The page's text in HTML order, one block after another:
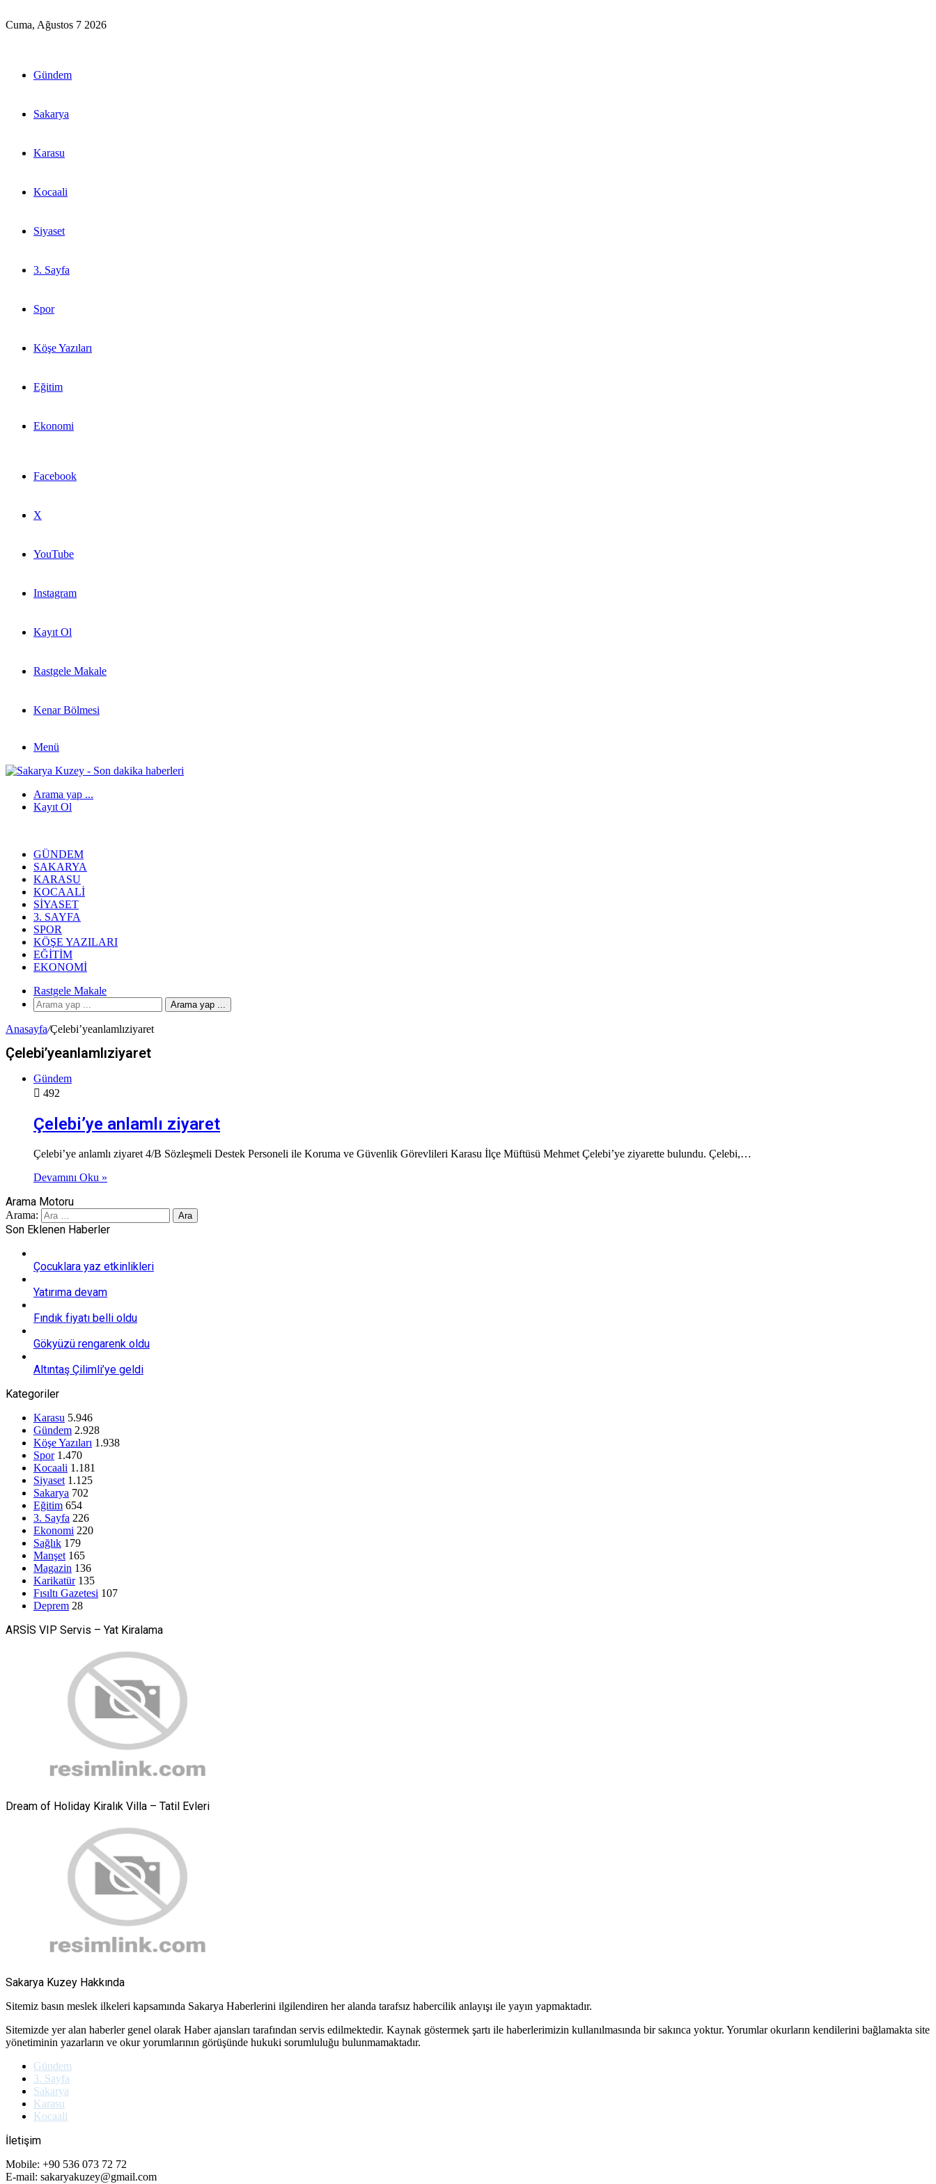
Cuma, Ağustos 7 2026
Gündem
Sakarya
Karasu
Kocaali
Siyaset
3. Sayfa
Spor
Köşe Yazıları
Eğitim
Ekonomi
Facebook
X
YouTube
Instagram
Kayıt Ol
Rastgele Makale
Kenar Bölmesi
Menü
Arama yap ...
Kayıt Ol
GÜNDEM
SAKARYA
KARASU
KOCAALI
SIYASET
3. SAYFA
SPOR
KÖŞE YAZILARI
EĞITIM
EKONOMI
Rastgele Makale
Arama yap ...
Anasayfa/Çelebi’yeanlamlıziyaret
Çelebi’yeanlamlıziyaret
Gündem
492
Çelebi’ye anlamlı ziyaret
Çelebi’ye anlamlı ziyaret 4/B Sözleşmeli Destek Personeli ile Koruma ve Güvenlik Görevlileri Karasu İlçe Müftüsü Mehmet Çelebi’ye ziyarette bulundu. Çelebi,…
Devamını Oku »
Arama Motoru
Arama:
Son Eklenen Haberler
Çocuklara yaz etkinlikleri
Yatırıma devam
Fındık fiyatı belli oldu
Gökyüzü rengarenk oldu
Altıntaş Çilimli’ye geldi
Kategoriler
Karasu 5.946
Gündem 2.928
Köşe Yazıları 1.938
Spor 1.470
Kocaali 1.181
Siyaset 1.125
Sakarya 702
Eğitim 654
3. Sayfa 226
Ekonomi 220
Sağlık 179
Manşet 165
Magazin 136
Karikatür 135
Fısıltı Gazetesi 107
Deprem 28
ARSİS VIP Servis – Yat Kiralama
Dream of Holiday Kiralık Villa – Tatil Evleri
Sakarya Kuzey Hakkında
Sitemiz basın meslek ilkeleri kapsamında Sakarya Haberlerini ilgilendiren her alanda tarafsız habercilik anlayışı ile yayın yapmaktadır.
Sitemizde yer alan haberler genel olarak Haber ajansları tarafından servis edilmektedir. Kaynak göstermek şartı ile haberlerimizin kullanılmasında bir sakınca yoktur. Yorumlar okurların kendilerini bağlamakta site
yönetiminin yazarların ve okur yorumlarının görüşünde hukuki sorumluluğu bulunmamaktadır.
Gündem
3. Sayfa
Sakarya
Karasu
Kocaali
İletişim
Mobile: +90 536 073 72 72
E-mail: sakaryakuzey@gmail.com